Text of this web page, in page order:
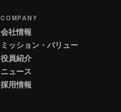
COMPANY
会社情報
ミッション・バリュー
役員紹介
ニュース
採用情報